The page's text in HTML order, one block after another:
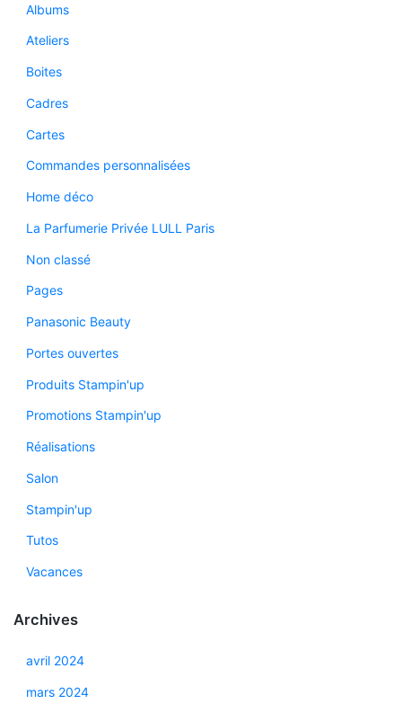
Albums
Ateliers
Boites
Cadres
Cartes
Commandes personnalisées
Home déco
La Parfumerie Privée LULL Paris
Non classé
Pages
Panasonic Beauty
Portes ouvertes
Produits Stampin'up
Promotions Stampin'up
Réalisations
Salon
Stampin'up
Tutos
Vacances
Archives
avril 2024
mars 2024